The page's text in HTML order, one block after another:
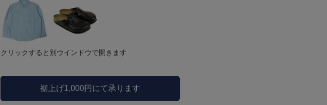
クリックすると別ウインドウで開きます
裾上げ1,000円にて承ります